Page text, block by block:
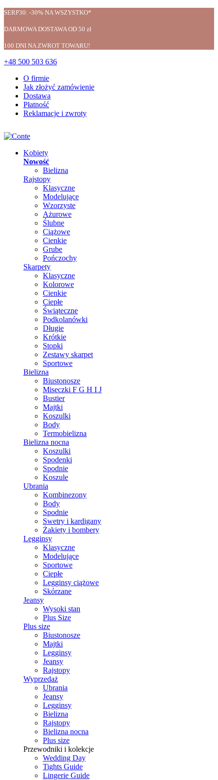
SERP30: -30% NA WSZYSTKO*
DARMOWA DOSTAWA OD 50 zł
100 DNI NA ZWROT TOWARU!
+48 500 503 636
O firmie
Jak złożyć zamówienie
Dostawa
Płatność
Reklamacje i zwroty
Kobiety
Nowość
Bielizna
Rajstopy
Klasyczne
Modelujące
Wzorzyste
Ażurowe
Ślubne
Ciążowe
Cienkie
Grube
Pończochy
Skarpety
Klasyczne
Kolorowe
Cienkie
Ciepłe
Świąteczne
Podkolanówki
Długie
Krótkie
Stopki
Zestawy skarpet
Sportowe
Bielizna
Biustonosze
Miseczki F G H I J
Bustier
Majtki
Koszulki
Body
Termobielizna
Bielizna nocna
Koszulki
Spodenki
Spodnie
Koszule
Ubrania
Kombinezony
Body
Spodnie
Swetry i kardigany
Żakiety i bombery
Legginsy
Klasyczne
Modelujące
Sportowe
Ciepłe
Legginsy ciążowe
Skórzane
Jeansy
Wysoki stan
Plus Size
Plus size
Biustonosze
Majtki
Legginsy
Jeansy
Rajstopy
Wyprzedaż
Ubrania
Jeansy
Legginsy
Bielizna
Rajstopy
Bielizna nocna
Plus size
Przewodniki i kolekcje
Wedding Day
Tights Guide
Lingerie Guide